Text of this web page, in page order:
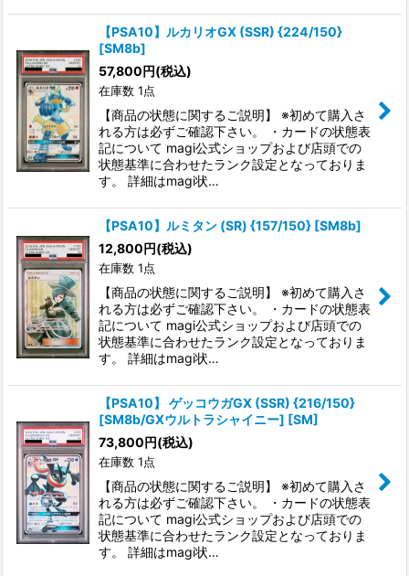
【PSA10】ルカリオGX (SSR) {224/150}
[SM8b]
57,800円(税込)
在庫数 1点
【商品の状態に関するご説明】 ※初めて購入さ
れる方は必ずご確認下さい。 ・カードの状態表
記について magi公式ショップおよび店頭での
状態基準に合わせたランク設定となっておりま
す。 詳細はmagi状…
【PSA10】ルミタン (SR) {157/150} [SM8b]
12,800円(税込)
在庫数 1点
【商品の状態に関するご説明】 ※初めて購入さ
れる方は必ずご確認下さい。 ・カードの状態表
記について magi公式ショップおよび店頭での
状態基準に合わせたランク設定となっておりま
す。 詳細はmagi状…
【PSA10】 ゲッコウガGX (SSR) {216/150}
[SM8b/GXウルトラシャイニー] [SM]
73,800円(税込)
在庫数 1点
【商品の状態に関するご説明】 ※初めて購入さ
れる方は必ずご確認下さい。 ・カードの状態表
記について magi公式ショップおよび店頭での
状態基準に合わせたランク設定となっておりま
す。 詳細はmagi状…